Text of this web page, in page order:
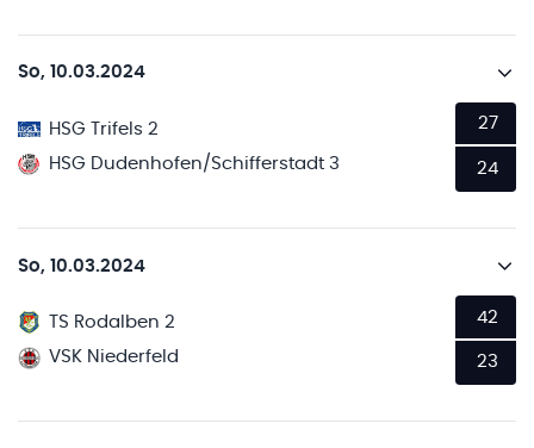
So, 10.03.2024
HSG Trifels 2
HSG Dudenhofen/Schifferstadt 3
27
24
So, 10.03.2024
TS Rodalben 2
VSK Niederfeld
42
23